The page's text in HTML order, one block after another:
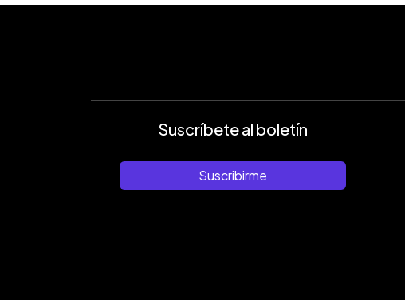
Suscríbete al boletín
Suscribirme